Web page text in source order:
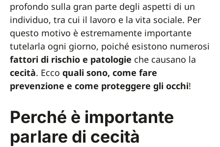
profondo sulla gran parte degli aspetti di un
individuo, tra cui il lavoro e la vita sociale. Per
questo motivo è estremamente importante
tutelarla ogni giorno, poiché esistono numerosi
fattori di rischio e patologie che causano la
cecità. Ecco quali sono, come fare
prevenzione e come proteggere gli occhi!
Perché è importante
parlare di cecità